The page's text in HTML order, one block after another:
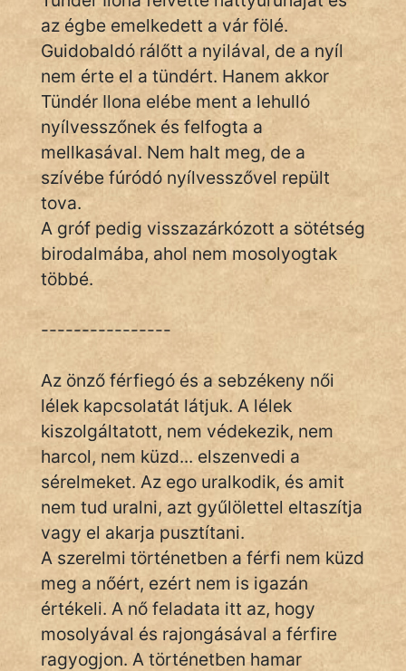
az égbe emelkedett a vár fölé.
Guidobaldó rálőtt a nyilával, de a nyíl
nem érte el a tündért. Hanem akkor
Tündér Ilona elébe ment a lehulló
nyílvesszőnek és felfogta a
mellkasával. Nem halt meg, de a
szívébe fúródó nyílvesszővel repült
tova.
A gróf pedig visszazárkózott a sötétség
birodalmába, ahol nem mosolyogtak
többé.
----------------
Az önző férfiegó és a sebzékeny női
lélek kapcsolatát látjuk. A lélek
kiszolgáltatott, nem védekezik, nem
harcol, nem küzd... elszenvedi a
sérelmeket. Az ego uralkodik, és amit
nem tud uralni, azt gyűlölettel eltaszítja
vagy el akarja pusztítani.
A szerelmi történetben a férfi nem küzd
meg a nőért, ezért nem is igazán
értékeli. A nő feladata itt az, hogy
mosolyával és rajongásával a férfire
ragyogjon. A történetben hamar